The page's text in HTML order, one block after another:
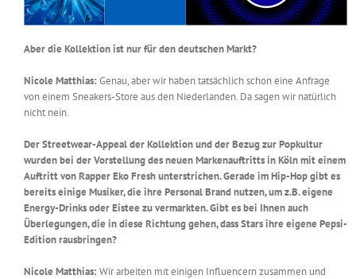
Aber die Kollektion ist nur für den deutschen Markt?
Nicole Matthias: Genau, aber wir haben tatsächlich schon eine Anfrage
von einem Sneakers-Store aus den Niederlanden. Da sagen wir natürlich
nicht nein.
Der Streetwear-Appeal der Kollektion und der Bezug zur Popkultur
wurden bei der Vorstellung des neuen Markenauftritts in Köln mit einem
Auftritt von Rapper Eko Fresh unterstrichen. Gerade im Hip-Hop gibt es
bereits einige Musiker, die ihre Personal Brand nutzen, um z.B. eigene
Energy-Drinks oder Eistee zu vermarkten. Gibt es bei Ihnen auch
Überlegungen, die in diese Richtung gehen, dass Stars ihre eigene Pepsi-
Edition rausbringen?
Nicole Matthias: Wir arbeiten mit einigen Influencern zusammen und